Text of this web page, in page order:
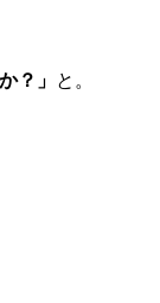
？」 と。